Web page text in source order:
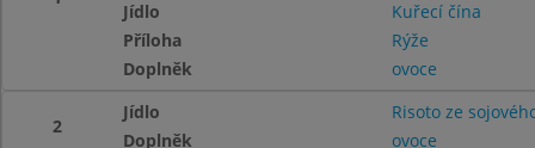
Jídlo
Kuřecí čína
Příloha
Rýže
Doplněk
ovoce
2
Jídlo
Risoto ze
Doplněk
ovoce